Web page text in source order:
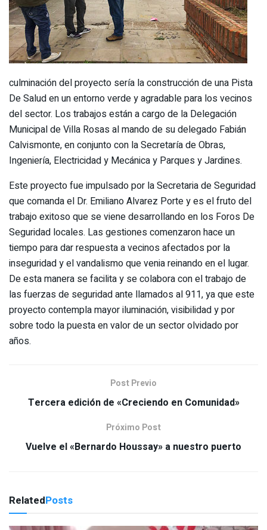
culminación del proyecto sería la construcción de una Pista
De Salud en un entorno verde y agradable para los vecinos
del sector. Los trabajos están a cargo de la Delegación
Municipal de Villa Rosas al mando de su delegado Fabián
Calvismonte, en conjunto con la Secretaría de Obras,
Ingeniería, Electricidad y Mecánica y Parques y Jardines.
Este proyecto fue impulsado por la Secretaria de Seguridad
que comanda el Dr. Emiliano Alvarez Porte y es el fruto del
trabajo exitoso que se viene desarrollando en los Foros De
Seguridad locales. Las gestiones comenzaron hace un
tiempo para dar respuesta a vecinos afectados por la
inseguridad y el vandalismo que venia reinando en el lugar.
De esta manera se facilita y se colabora con el trabajo de
las fuerzas de seguridad ante llamados al 911, ya que este
proyecto contempla mayor iluminación, visibilidad y por
sobre todo la puesta en valor de un sector olvidado por
años.
Post Previo
Tercera edición de «Creciendo en Comunidad»
Próximo Post
Vuelve el «Bernardo Houssay» a nuestro puerto
RelatedPosts